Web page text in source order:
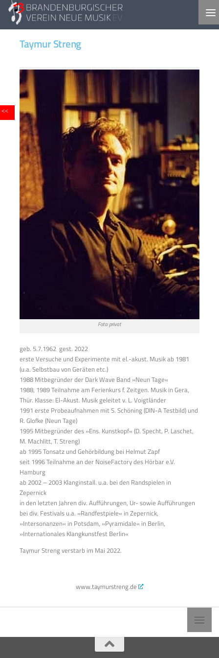
Skip to content
<<
Taymur Streng
Foto: privat
geb. 5.7.1962 gest. 2022
erste Versuche und Experimente mit el.-akust. Musik ab 1981
(u.a. Selbstbau von Geräten etc.)
1988 Mitbegründer der Dark Wave Band »Neun Tage«
1988, 1989 Teilnahme am Ferienkurs f. Zeitgen. Musik in Gera,
Thür. Klasse: El-Akust. Musik geleitet v. L. Voigtländer
1991 erste Probeaufnahmen mit S. Schöning (DIN-A Testbild) und
R. Glofke (Neun Tage)
1995 Mitbegründer des »Ens. Kunstkopf« (D. Specht, P. Laschet,
M. Machlitt, T. Streng)
ab 1995 Tonsatz und Gehörbildung bei Helmut Zapf
seit 1996 Teilnahme an der NoiseFactory des Hörbar e.V.
Hamburg
ab 2002 – 2003 Klanginstall. u.a. bei den Randspielen in
Zepernick
in den letzten Jahren div. Aufführungen, Ur- sowie Aufführungen
bei div. Festivals u.a. »Randfestpiele« in Zepernick,
»Intersonanzen« in Potsdam, »Pyramidale« in Berlin,
»Internationales Klangkunstfest Berlin«
Taymur Streng verstarb im Mai 2022.
www.taymurstreng.de